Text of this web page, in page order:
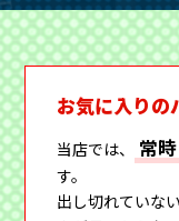
お気に入りの
当店では、 常
す。
出し切れていな